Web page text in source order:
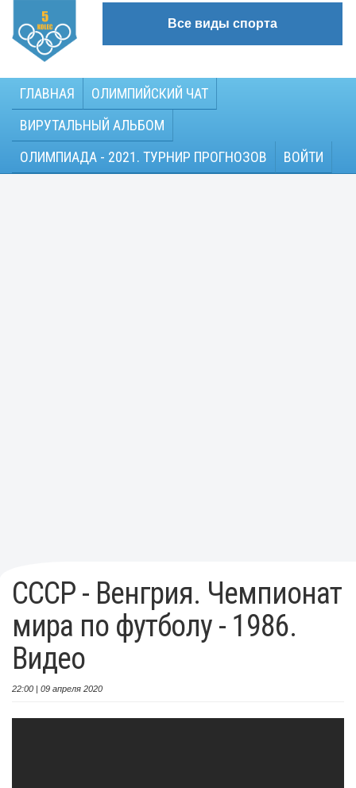
Все виды спорта
ГЛАВНАЯ
ОЛИМПИЙСКИЙ ЧАТ
ВИРУТАЛЬНЫЙ АЛЬБОМ
ОЛИМПИАДА - 2021. ТУРНИР ПРОГНОЗОВ
ВОЙТИ
СССР - Венгрия. Чемпионат
мира по футболу - 1986.
Видео
22:00 | 09 апреля 2020